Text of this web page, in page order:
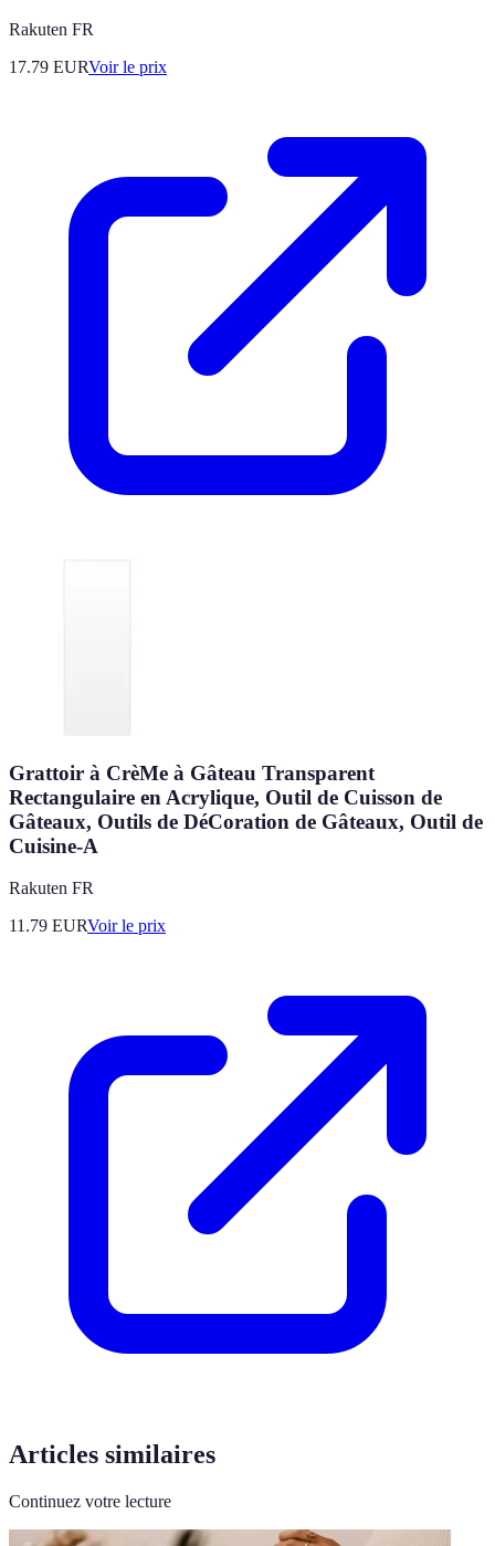
Rakuten FR
17.79 EURVoir le prix
Grattoir à CrèMe à Gâteau Transparent
Rectangulaire en Acrylique, Outil de Cuisson de
Gâteaux, Outils de DéCoration de Gâteaux, Outil de
Cuisine-A
Rakuten FR
11.79 EURVoir le prix
Articles similaires
Continuez votre lecture